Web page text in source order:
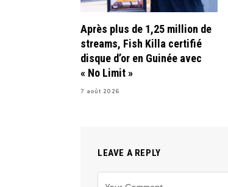
Après plus de 1,25 million de
streams, Fish Killa certifié
disque d’or en Guinée avec
« No Limit »
7 août 2026
LEAVE A REPLY